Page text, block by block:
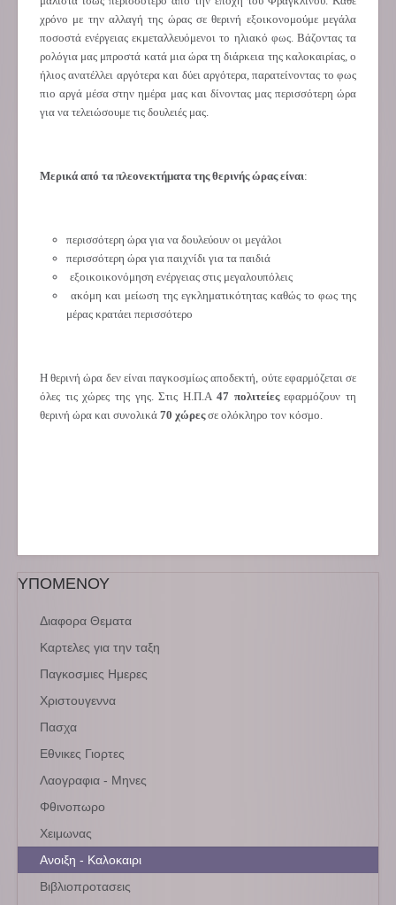
χρόνο με την αλλαγή της ώρας σε θερινή εξοικονομούμε μεγάλα
ποσοστά ενέργειας εκμεταλλευόμενοι το ηλιακό φως. Βάζοντας τα
ρολόγια μας μπροστά κατά μια ώρα τη διάρκεια της καλοκαιρίας, ο
ήλιος ανατέλλει αργότερα και δύει αργότερα, παρατείνοντας το φως
πιο αργά μέσα στην ημέρα μας και δίνοντας μας περισσότερη ώρα
για να τελειώσουμε τις δουλειές μας.
Μερικά από τα πλεονεκτήματα της θερινής ώρας είναι:
περισσότερη ώρα για να δουλεύουν οι μεγάλοι
περισσότερη ώρα για παιχνίδι για τα παιδιά
εξοικοικονόμηση ενέργειας στις μεγαλουπόλεις
ακόμη και μείωση της εγκληματικότητας καθώς το φως της
μέρας κρατάει περισσότερο
Η θερινή ώρα δεν είναι παγκοσμίως αποδεκτή, ούτε εφαρμόζεται σε
όλες τις χώρες της γης. Στις Η.Π.Α 47 πολιτείεςεφαρμόζουν τη
θερινή ώρα και συνολικά 70 χώρεςσε ολόκληρο τον κόσμο.
ΥΠΟΜΕΝΟΥ
Διαφορα Θεματα
Καρτελες για την ταξη
Παγκοσμιες Ημερες
Χριστουγεννα
Πασχα
Εθνικες Γιορτες
Λαογραφια - Μηνες
Φθινοπωρο
Χειμωνας
Ανοιξη - Καλοκαιρι
Βιβλιοπροτασεις